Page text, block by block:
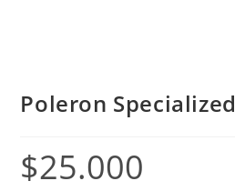
Poleron Specialized
$25.000